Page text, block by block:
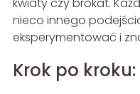
nieco innego
eksperymentować i
Krok po